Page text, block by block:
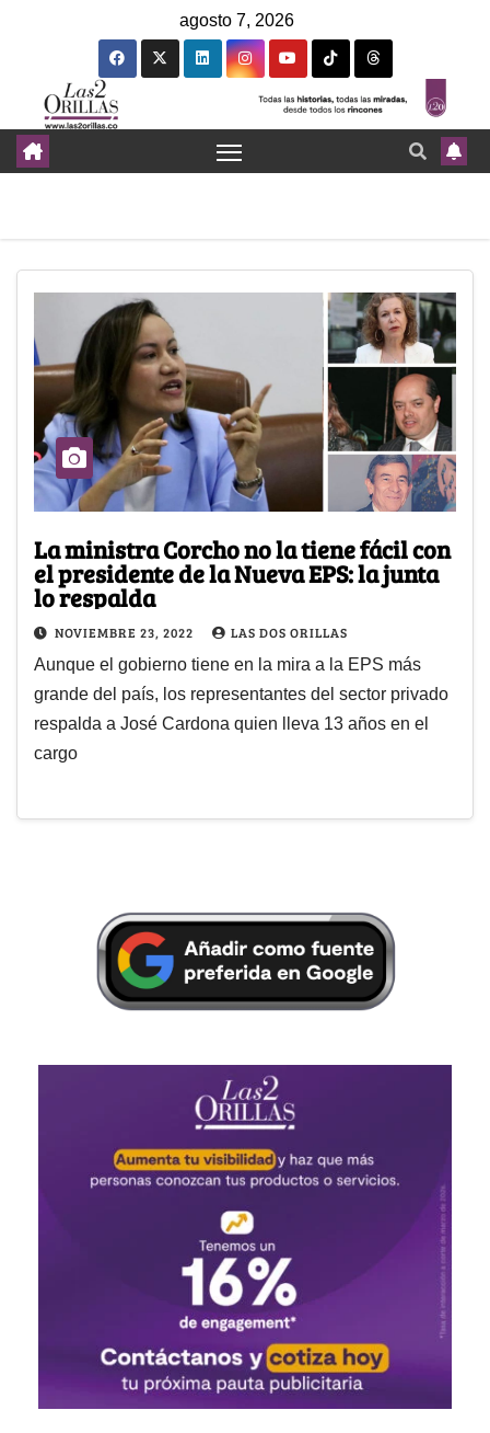
agosto 7, 2026
La ministra Corcho no la tiene fácil con
el presidente de la Nueva EPS: la junta
lo respalda
NOVIEMBRE 23, 2022 LAS DOS ORILLAS
Aunque el gobierno tiene en la mira a la EPS más
grande del país, los representantes del sector privado
respalda a José Cardona quien lleva 13 años en el
cargo